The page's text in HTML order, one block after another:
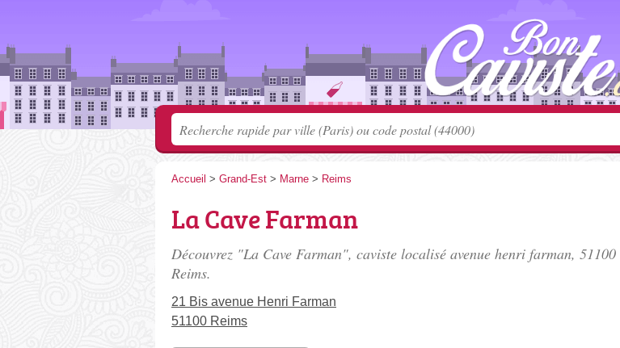
Accueil > Grand-Est > Marne > Reims
La Cave Farman
Découvrez "La Cave Farman", caviste localisé avenue henri farman, 51100
Reims.
21 Bis avenue Henri Farman
51100 Reims